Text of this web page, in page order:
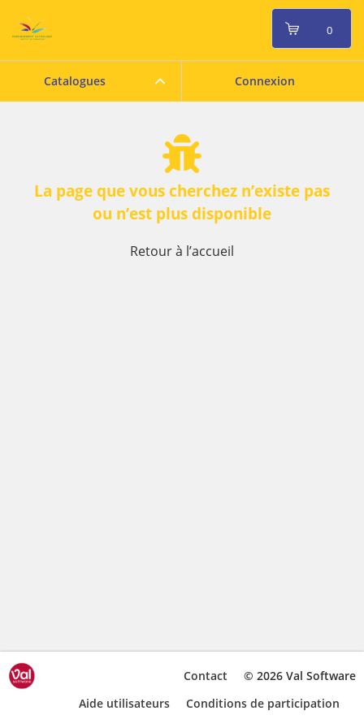
Catalogues Connexion
0
La page que vous cherchez n’existe pas
ou n’est plus disponible
Retour à l’accueil
© 2026 Val Software
Contact
Conditions de participation
Aide utilisateurs